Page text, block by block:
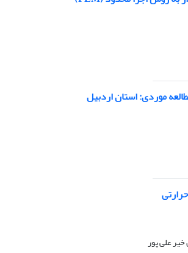
موردی: استان اردبیل
علی پور